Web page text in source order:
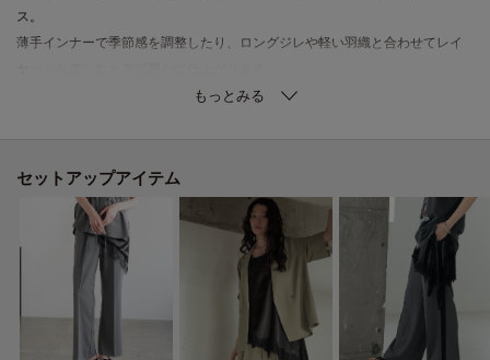
ス。
薄手インナーで季節感を調整したり、ロングジレや軽い羽織と合わせてレイ
て。
程よいハリでラインを整えつつしわになりにくく、動きに馴染む快適さが特
デイリーに使いやすい扱い易さも重視した素材感。
接触冷感とUV加工の機能付き。
※この製品は、太陽光線中の紫外線（UV）を通しにくくします。この効果は
セットアップアイテム